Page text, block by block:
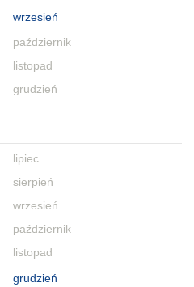
wrzesień
październik
listopad
grudzień
lipiec
sierpień
wrzesień
październik
listopad
grudzień